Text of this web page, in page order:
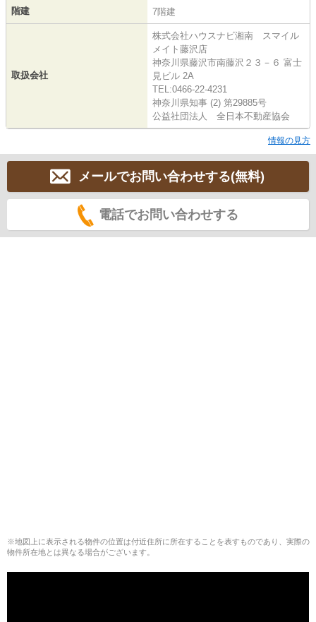
階建 7階建
取扱会社
株式会社ハウスナビ湘南 スマイル
メイト藤沢店
神奈川県藤沢市南藤沢２３－６ 富士
見ビル 2A
TEL:0466-22-4231
神奈川県知事 (2) 第29885号
公益社団法人 全日本不動産協会
情報の見方
メールでお問い合わせする(無料)
電話でお問い合わせする
※地図上に表示される物件の位置は付近住所に所在することを表すものであり、実際の
物件所在地とは異なる場合がございます。